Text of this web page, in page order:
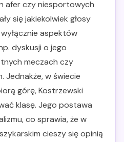
afer czy niesportowych
się jakiekolwiek głosy
aspektów
dyskusji o jego
meczach czy
w świecie
górę, Kostrzewski
klasę. Jego postawa
co sprawia, że w
cieszy się opinią